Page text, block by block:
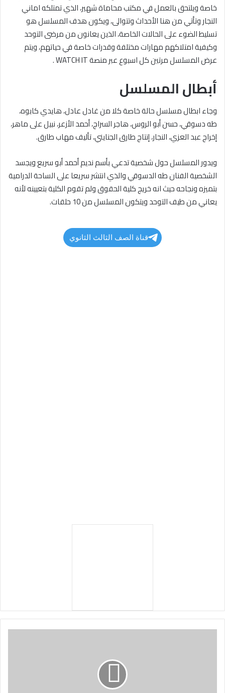
خاصة ويلتحق بالعمل في مكتب محاماة شهير، الذي تمتلكه اماني
النجار وتأتي من هنا الأحداث وتتوالى، ويكون هدف المسلسل هو
تسليط الضوء على الحالات الخاصة، الذين يعانون من مرضى التوحد
وكيفية امتلاكهم مهارات مختلفة وقدرات خاصة في حياتهم، ويتم
عرض المسلسل مرتين كل اسبوع عبر منصة WATCH IT .
أبطال المسلسل
وجاء ابطال مسلسل حالة خاصة كلا من غادل عادل، هايدي كابوه،
طه دسوقي، حسن أبو الروس، هاجر السراج، أحمد الأزعر، نبيل على ماهر،
إخراج عبد العزي، النجار، إنتاج طارق الجنايني، تأليف مهاب طارق.
ويدور المسلسل حول شخصية تدعي بأسم نديم أحمد أبو سريع ويجسد
الشخصية الفنان طه الدسوقي والذي انتشر سريعا على الساحة الدرامية
بتميزه ونجاحه حيث انه خريج كلية الحقوق ولم تقوم الكلية بتعيينه لأنه
يعاني من طيف التوحد ويتكون المسلسل من 10 حلقات.
قناة الصف الثالث الثانوي